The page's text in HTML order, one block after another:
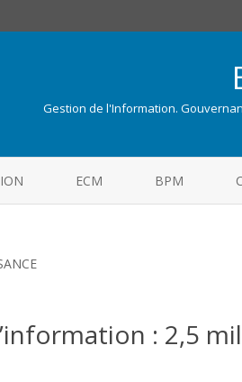
Gestion de l'Information.
ECM BPM
: 2,5